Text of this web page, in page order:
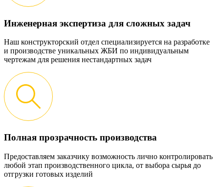
Инженерная экспертиза для сложных задач
Наш конструкторский отдел специализируется на разработке
и производстве уникальных ЖБИ по индивидуальным
чертежам для решения нестандартных задач
Полная прозрачность производства
Предоставляем заказчику возможность лично контролировать
любой этап производственного цикла, от выбора сырья до
отгрузки готовых изделий